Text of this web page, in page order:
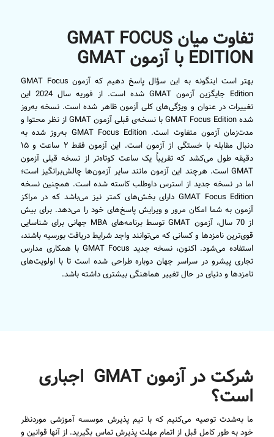
تفاوت میان GMAT FOCUS
EDITION با آزمون GMAT
بهتر است اینگونه به این سؤال پاسخ دهیم که آزمون GMAT Focus
Edition جایگزین آزمون GMAT شده است. از فوریه سال 2024 این
تغییرات در عنوان و ویژگی‌های کلی آزمون ظاهر شده است. نسخه به‌روز
شده GMAT Focus Edition با نسخه‌ی قبلی آزمون GMAT از نظر محتوا و
مدت‌زمان آزمون متفاوت است. GMAT Focus Edition به‌روز شده به
دنبال مقابله با خستگی از آزمون است. این آزمون فقط ۲ ساعت و ۱۵
دقیقه طول می‌کشد که تقریباً یک ساعت کوتاه‌تر از نسخه قبلی آزمون
GMAT است. هرچند این آزمون مانند سایر آزمون‌ها چالش‌برانگیز است؛
اما در نسخه جدید از استرس داوطلب کاسته شده است. همچنین نسخه
GMAT Focus Edition دارای بخش‌های کمتر نیز می‌باشد که در مراکز
آزمون به شما امکان مرور و ویرایش پاسخ‌های خود را می‌دهد. برای بیش
از 70 سال، آزمون GMAT توسط برنامه‌های MBA جهانی برای شناسایی
قوی‌ترین نامزدها و کسانی که می‌توانند واجد شرایط دریافت بورسیه باشند،
استفاده می‌شود. اکنون، نسخه جدید GMAT Focus با همکاری مدارس
تجاری پیشرو در سراسر جهان دوباره طراحی شده است تا با اولویت‌های
نامزدها و دنیای در حال تغییر هماهنگی بیشتری داشته باشد.
شرکت در آزمون GMAT اجباری
است؟
ما به‌شدت توصیه می‌کنیم که با تیم پذیرش موسسه آموزشی موردنظر
خود به طور کامل قبل از اتمام مهلت پذیرش تماس بگیرید. از آنها قوانین و